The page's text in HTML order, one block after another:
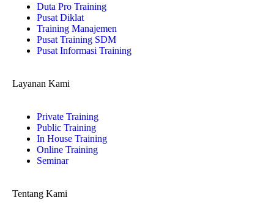
Duta Pro Training
Pusat Diklat
Training Manajemen
Pusat Training SDM
Pusat Informasi Training
Layanan Kami
Private Training
Public Training
In House Training
Online Training
Seminar
Tentang Kami